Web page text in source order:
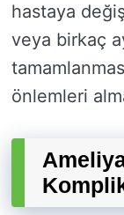
hastaya
veya birkaç
önlemleri